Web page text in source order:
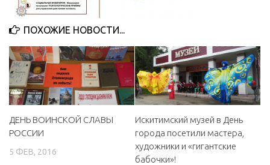
МБУ Дом культуры «Молодость»
МБУ Дом культуры «Октябрь»
МБОУ ДО «Детская школа искусств»
МБОУ ДО «Детская музыкальная школа»
МБУК «Искитимский городской историко-художественный
музей»
МБУ Парк культуры и отдыха им. И.В. Коротеева
МБУК «Централизованная библиотечная система»
ПОХОЖИЕ НОВОСТИ...
ДЕНЬ ВОИНСКОЙ СЛАВЫ
РОССИИ
5 ФЕВ, 2016
Искитимский музей в День
города посетили мастера,
художники и «гигантские
бабочки»!